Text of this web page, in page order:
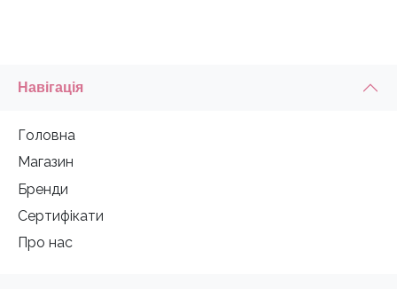
Навігація
Головна
Магазин
Бренди
Сертифікати
Про нас